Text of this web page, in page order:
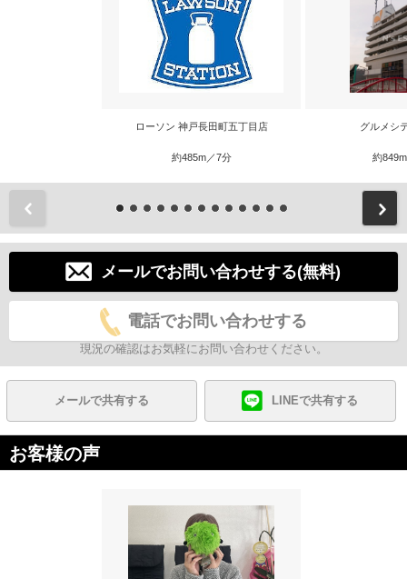
ローソン 神戸長田町五丁目店
約485m／7分
グルメシ
約
メールでお問い合わせする(無料)
電話でお問い合わせする
現況の確認はお気軽にお問い合わせください。
メールで共有する LINEで共有する
お客様の声